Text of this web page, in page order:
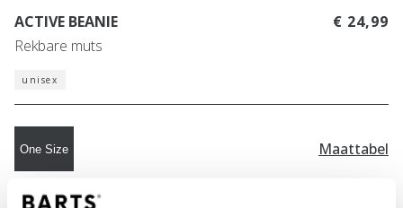
ACTIVE BEANIE
Rekbare muts
€ 24,99
unisex
One Size Maattabel